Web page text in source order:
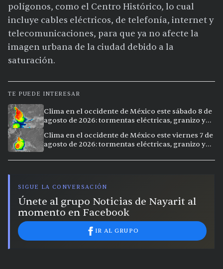
polígonos, como el Centro Histórico, lo cual
incluye cables eléctricos, de telefonía, internet y
telecomunicaciones, para que ya no afecte la
imagen urbana de la ciudad debido a la
saturación.
TE PUEDE INTERESAR
Clima en el occidente de México este sábado 8 de
agosto de 2026: tormentas eléctricas, granizo y
Clima en el occidente de México este viernes 7 de
agosto de 2026: tormentas eléctricas, granizo y
SIGUE LA CONVERSACIÓN
Únete al grupo Noticias de Nayarit al
momento en Facebook
IR AL GRUPO